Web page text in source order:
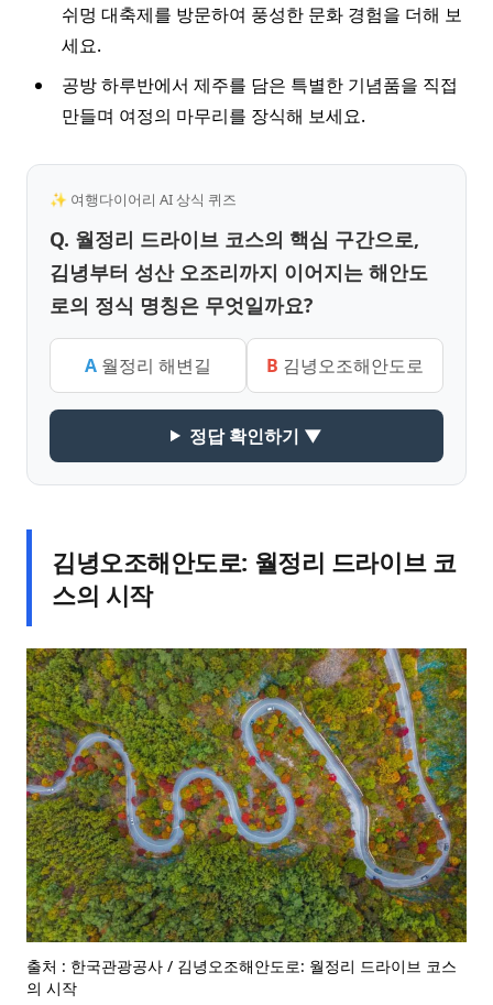
쉬멍 대축제를 방문하여 풍성한 문화 경험을 더해 보
세요.
공방 하루반에서 제주를 담은 특별한 기념품을 직접
만들며 여정의 마무리를 장식해 보세요.
✨ 여행다이어리 AI 상식 퀴즈
Q. 월정리 드라이브 코스의 핵심 구간으로,
김녕부터 성산 오조리까지 이어지는 해안도
로의 정식 명칭은 무엇일까요?
A 월정리 해변길 B 김녕오조해안도로
정답 확인하기 ▼
김녕오조해안도로: 월정리 드라이브 코
스의 시작
출처 : 한국관광공사 / 김녕오조해안도로: 월정리 드라이브 코스
의 시작